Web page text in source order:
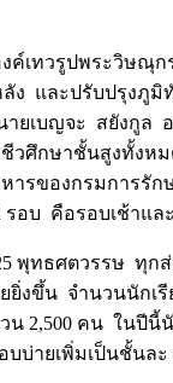
ค์เทวรูปพระวิษณุ
ลัง และปรับปรุงภู
ยเบญจะ สยังกูล
วศึกษาชั้นสูงทั้งหม
ารของกรมการรัก
รอบ คือรอบเช้าแล
พุทธศตวรรษ ทุก
ยยิ่งขึ้น จำนวนนักเ
น 2,500 คน ในปีนี้
บบ่ายเพิ่มเป็นชั้นละ